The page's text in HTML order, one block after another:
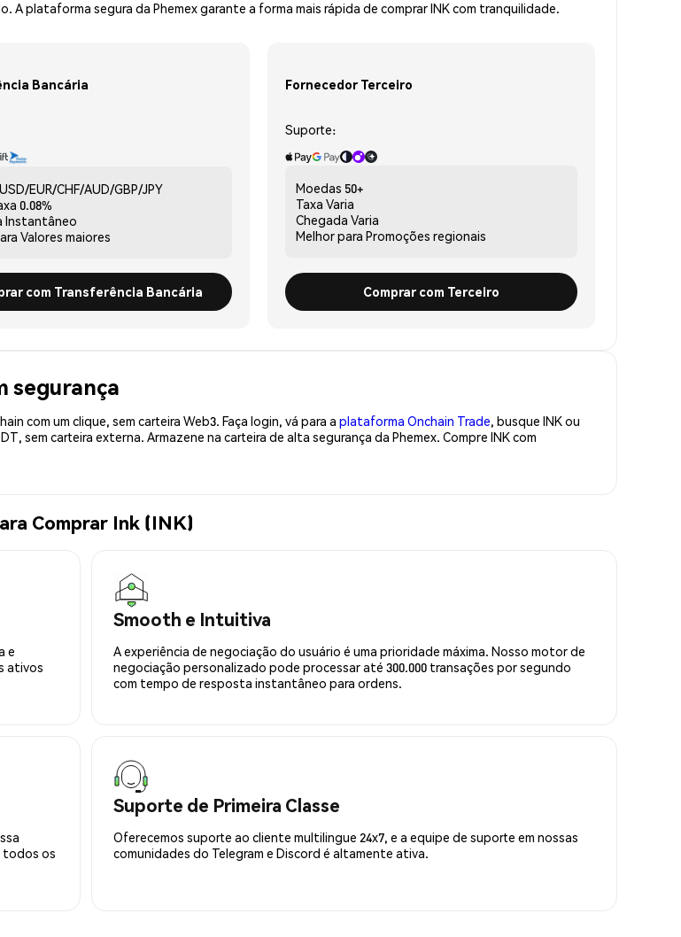
plataforma segura da Phemex garante a forma mais rápida de comprar INK com tranquilidade.
Bancária
USD/EUR/CHF/AUD/GBP/JPY
0.08%
Instantâneo
Valores maiores
com Transferência Bancária
Fornecedor Terceiro
Suporte:
Moedas 50+
Taxa Varia
Chegada Varia
Melhor para Promoções regionais
Comprar com Terceiro
segurança
com um clique, sem carteira Web3. Faça login, vá para a plataforma Onchain Trade, busque INK ou
sem carteira externa. Armazene na carteira de alta segurança da Phemex. Compre INK com
Comprar Ink (INK)
e
ativos
Smooth e Intuitiva
A experiência de negociação do usuário é uma prioridade máxima. Nosso motor de
negociação personalizado pode processar até 300.000 transações por segundo
com tempo de resposta instantâneo para ordens.
todos os
Suporte de Primeira Classe
Oferecemos suporte ao cliente multilingue 24x7, e a equipe de suporte em nossas
comunidades do Telegram e Discord é altamente ativa.